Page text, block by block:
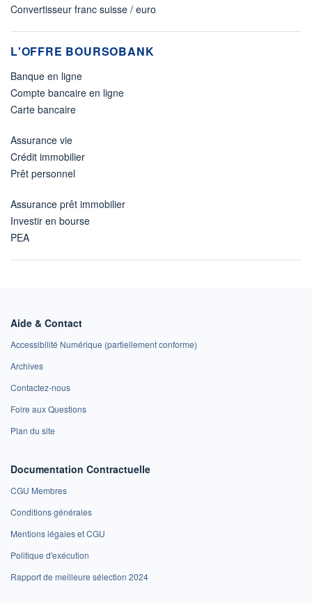
Convertisseur franc suisse / euro
L'OFFRE BOURSOBANK
Banque en ligne
Compte bancaire en ligne
Carte bancaire
Assurance vie
Crédit immobilier
Prêt personnel
Assurance prêt immobilier
Investir en bourse
PEA
Aide & Contact
Accessibilité Numérique (partiellement conforme)
Archives
Contactez-nous
Foire aux Questions
Plan du site
Documentation Contractuelle
CGU Membres
Conditions générales
Mentions légales et CGU
Politique d'exécution
Rapport de meilleure sélection 2024